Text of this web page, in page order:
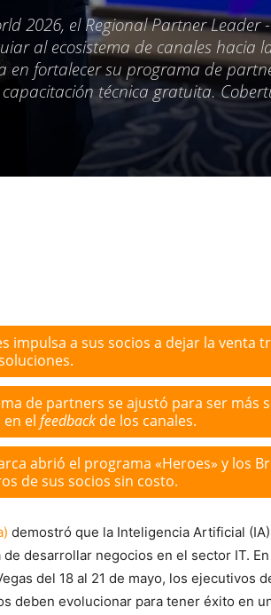
2026, el Regional Partner Leader
al ecosistema de canales hacia
en fortalecer su programa de
técnica gratuita.
impulsa a sus socios a dejar la venta
de partners se ajustó para ser más
el feedback de los canales.
abrió el programa «Heroes» y los
de sus socios sin costo.
demostró que la Inteligencia Artificial
desarrollar negocios en el sector IT.
del 18 al 21 de mayo, los ejecutivos
deben evolucionar para tener éxito en